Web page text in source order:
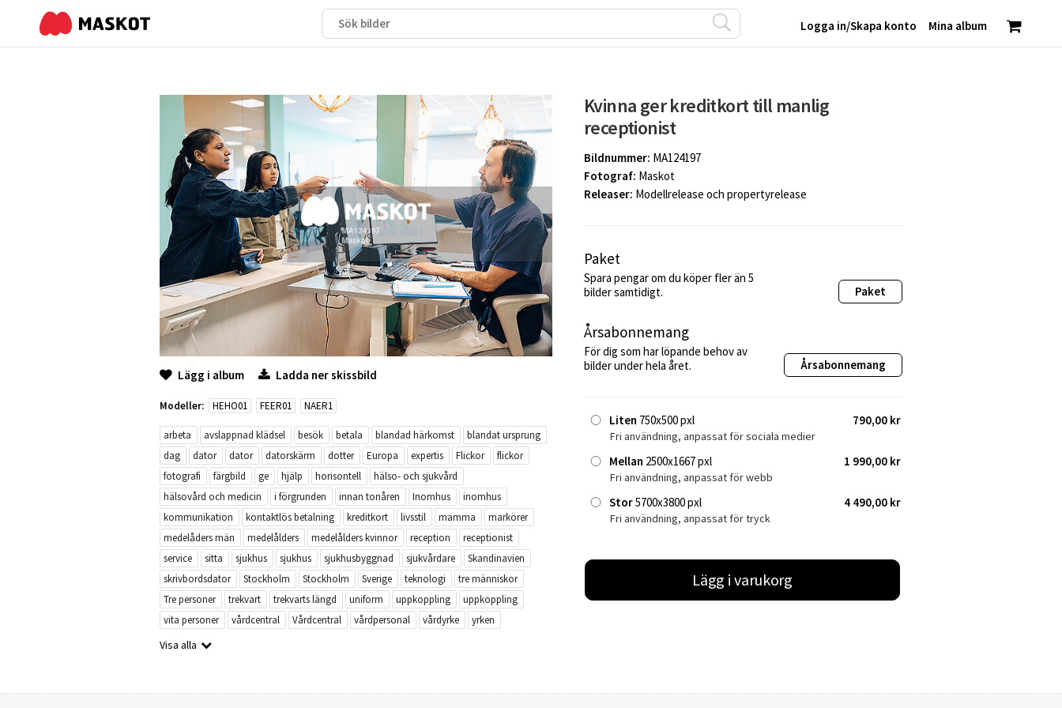
Mina album
Logga in/Skapa konto
Lägg i album Ladda ner skissbild
Modeller: HEHO01 FEER01 NAER1
arbeta avslappnad klädsel besök betala blandad härkomst
blandat ursprung
dag
dator dator datorskärm dotter Europa expertis Flickor
flickor
fotografi
färgbild ge hjälp horisontell
hälso- och sjukvård
hälsovård och medicin
i förgrunden innan tonåren Inomhus
inomhus
kommunikation
kontaktlös betalning kreditkort livsstil mamma
markörer
medelåders män
medelålders medelålders kvinnor reception
receptionist
service
sitta sjukhus sjukhus sjukhusbyggnad sjukvårdare
Skandinavien
skrivbordsdator
Stockholm Stockholm Sverige teknologi
tre människor
Tre personer
trekvart trekvarts längd uniform uppkoppling
uppkoppling
vita personer
vårdcentral Vårdcentral vårdpersonal vårdyrke yrken
Visa alla
Kvinna ger kreditkort till manlig
receptionist
Bildnummer: MA124197
Fotograf: Maskot
Releaser: Modellrelease och propertyrelease
Paket
Spara pengar om du köper fler än 5
bilder samtidigt.
Paket
Årsabonnemang
För dig som har löpande behov av
bilder under hela året.
Årsabonnemang
Liten 750x500 pxl 790,00 kr
Fri användning, anpassat för sociala medier
Mellan 2500x1667 pxl 1 990,00 kr
Fri användning, anpassat för webb
Stor5700x3800 pxl 4 490,00 kr
Fri användning, anpassat för tryck
Lägg i varukorg